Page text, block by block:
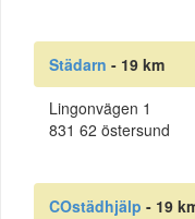
Städarn - 19 km
Lingonvägen 1
831 62 östersund
COstädhjälp - 19